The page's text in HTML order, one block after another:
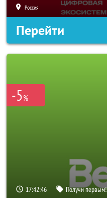
Россия
Перейти
-5%
17:42:44 Получи первым!